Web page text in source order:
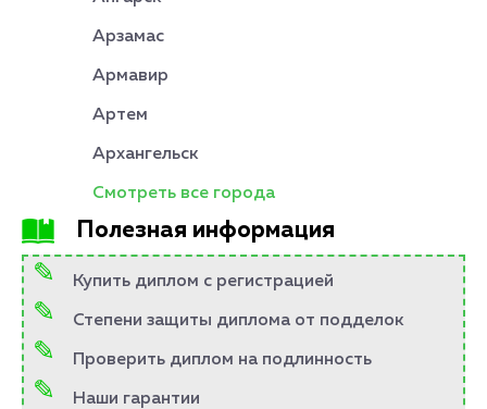
Арзамас
Армавир
Артем
Архангельск
Смотреть все города
Полезная информация
Купить диплом с регистрацией
Степени защиты диплома от подделок
Проверить диплом на подлинность
Наши гарантии